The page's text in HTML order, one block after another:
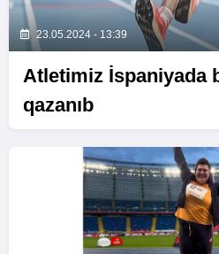
23.05.2024 - 13:39
Atletimiz İspaniyada
qazanıb